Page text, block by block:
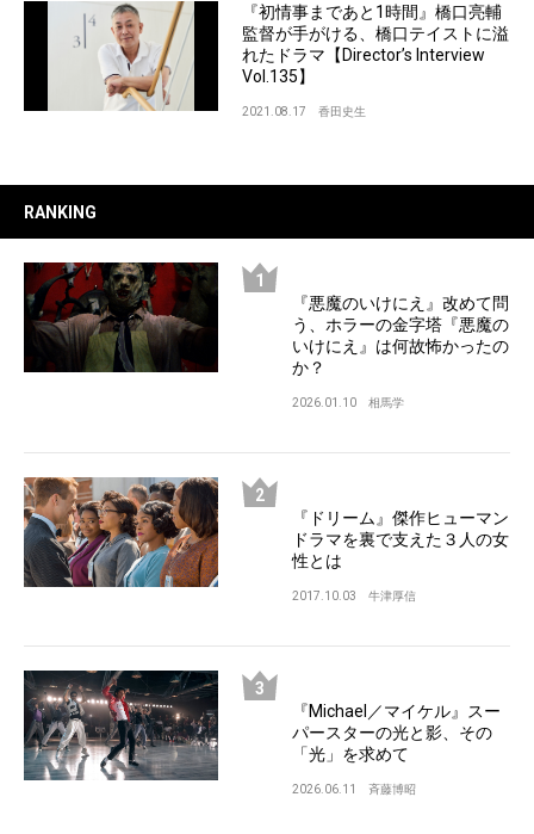
『初情事まであと1時間』橋口亮輔
監督が手がける、橋口テイストに溢
れたドラマ【Director’s Interview
Vol.135】
2021.08.17 香田史生
RANKING
『悪魔のいけにえ』改めて問
う、ホラーの金字塔『悪魔の
いけにえ』は何故怖かったの
か？
2026.01.10 相馬学
『ドリーム』傑作ヒューマン
ドラマを裏で支えた３人の女
性とは
2017.10.03 牛津厚信
『Michael／マイケル』スー
パースターの光と影、その
「光」を求めて
2026.06.11 斉藤博昭